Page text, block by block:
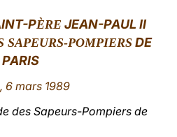
中文
PÈRE JEAN-PAUL II
SAPEURS-POMPIERS DE
PARIS
6 mars 1989
des Sapeurs-Pompiers de